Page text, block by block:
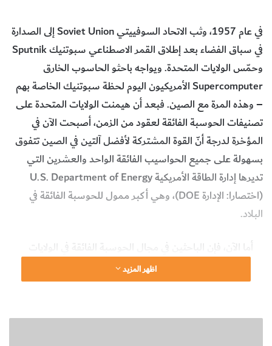
في عام 1957، وثب الاتحاد السوفييتي Soviet Union إلى الصدارة
في سباق الفضاء بعد إطلاق القمر الاصطناعي سبوتنيك Sputnik
وحمّس الولايات المتحدة. ويواجه باحثو الحاسوب الخارق
Supercomputer الأمريكيون اليوم لحظة سبوتنيك الخاصة بهم
– وهذه المرة مع الصين. فبعد أن هيمنت الولايات المتحدة على
تصنيفات الحوسبة الفائقة لعقود من الزمن، أصبحت الآن في
المؤخرة لدرجة أنّ القوة المشتركة لأفضل آلتين في الصين تتفوق
بسهولة على جميع الحواسيب الفائقة الواحد والعشرين التي
تديرها إدارة الطاقة الأمريكية U.S. Department of Energy
(اختصارا: الإدارة DOE)، وهي أكبر ممول للحوسبة الفائقة في
البلاد.
أما الآن، فإن الباحثين في مجال الحوسبة الفائقة في الولايات
المتحدة يَرُدّون اللطمة. فقد اقترب المهندسون في مختبر أوك
ريدج الوطني Oak Ridge National Laboratory في ولاية
الحاسوب سَمِت Summit، وهو جهاز حوسبة بضعف قوة أفضل
اظهر المزيد